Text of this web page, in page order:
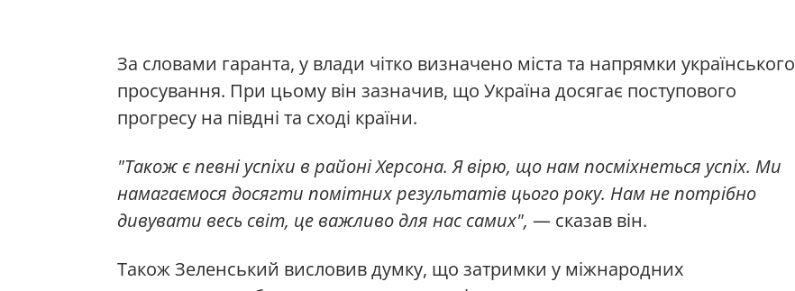
За словами гаранта, у влади чітко визначено міста та напрямки українського
просування. При цьому він зазначив, що Україна досягає поступового
прогресу на півдні та сході країни.
"Також є певні успіхи в районі Херсона. Я вірю, що нам посміхнеться успіх. Ми
намагаємося досягти помітних результатів цього року. Нам не потрібно
дивувати весь світ, це важливо для нас самих", — сказав він.
Також Зеленський висловив думку, що затримки у міжнародних